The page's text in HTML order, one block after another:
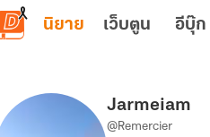
นิยาย เว็บตูน อีบุ๊ก
Jarmeiam
@Remercier